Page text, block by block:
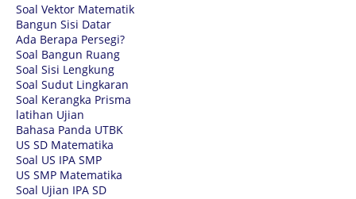
Soal Vektor Matematik
Bangun Sisi Datar
Ada Berapa Persegi?
Soal Bangun Ruang
Soal Sisi Lengkung
Soal Sudut Lingkaran
Soal Kerangka Prisma
latihan Ujian
Bahasa Panda UTBK
US SD Matematika
Soal US IPA SMP
US SMP Matematika
Soal Ujian IPA SD